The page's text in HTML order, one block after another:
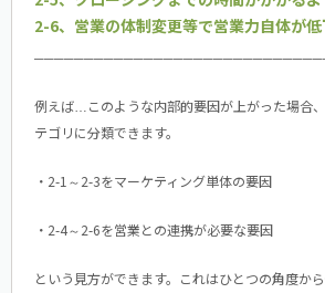
2-6、営業の体制変更等で営業力自体が低
例えば…このような内部的要因が上がった場合
テゴリに分類できます。
・2-1～2-3をマーケティング単体の要因
・2-4～2-6を営業との連携が必要な要因
という見方ができます。これはひとつの角度か